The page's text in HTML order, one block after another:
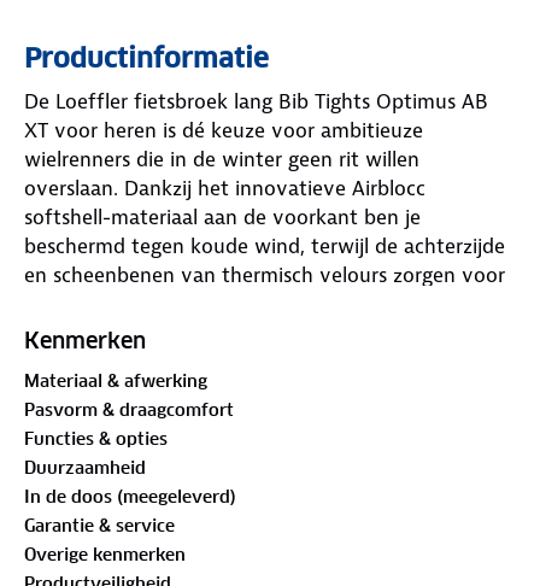
Productinformatie
De Loeffler fietsbroek lang Bib Tights Optimus AB
XT voor heren is dé keuze voor ambitieuze
wielrenners die in de winter geen rit willen
overslaan. Dankzij het innovatieve Airblocc
softshell-materiaal aan de voorkant ben je
beschermd tegen koude wind, terwijl de achterzijde
en scheenbenen van thermisch velours zorgen voor
voorkomt afkoeling door vocht direct af te voeren.
Voor lange ritten biedt de Comfort Extreme zeem
maximale demping, ventilatie en ondersteuning. De
broek is daarnaast winddicht, waterafstotend en
voorzien van reflectoren voor extra veiligheid bij
weinig licht.
Kenmerken
Materiaal & afwerking
Pasvorm & draagcomfort
Functies & opties
Duurzaamheid
In de doos (meegeleverd)
Garantie & service
Overige kenmerken